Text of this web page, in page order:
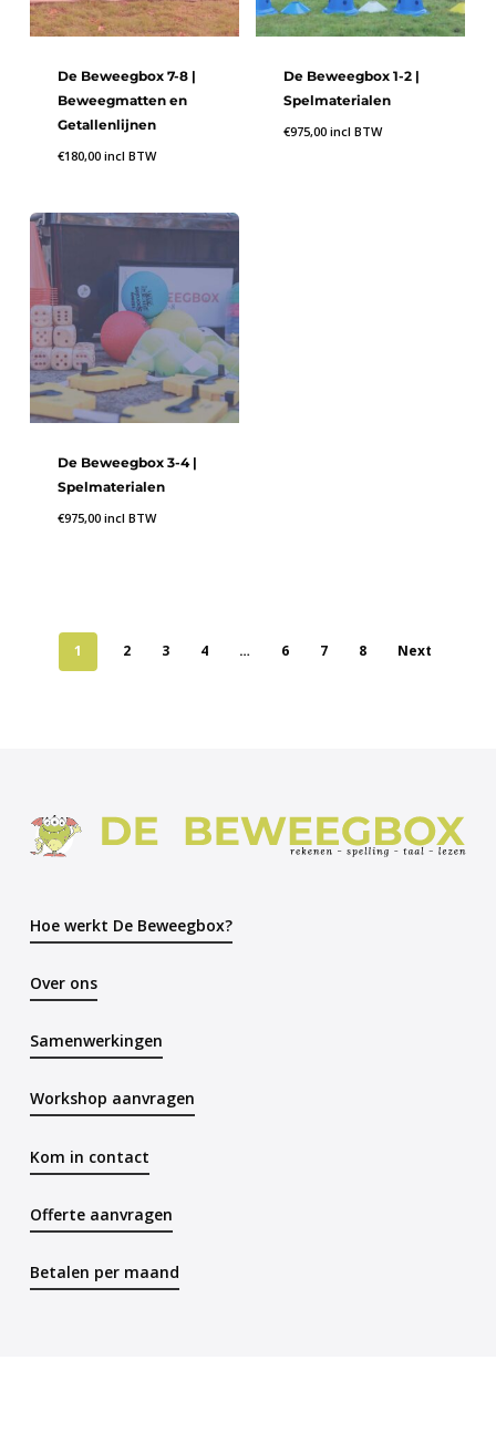
De Beweegbox 7-8 |
Beweegmatten en
Getallenlijnen
€180,00 incl BTW
De Beweegbox 1-2 |
Spelmaterialen
€975,00 incl BTW
De Beweegbox 3-4 |
Spelmaterialen
€975,00 incl BTW
1 2 3 4 … 6 7 8 Next
Hoe werkt De Beweegbox?
Over ons
Samenwerkingen
Workshop aanvragen
Kom in contact
Offerte aanvragen
Betalen per maand